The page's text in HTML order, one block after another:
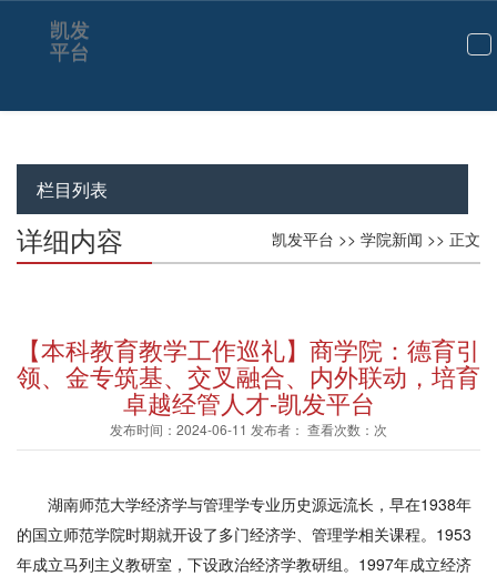
切
航
凯发
平台
栏目列表
凯发平台 >> 学院新闻 >> 正文
详细内容
【本科教育教学工作巡礼】商学院：德育引
领、金专筑基、交叉融合、内外联动，培育
卓越经管人才-凯发平台
发布时间：2024-06-11 发布者： 查看次数：次
湖南师范大学经济学与管理学专业历史源远流长，早在1938年
的国立师范学院时期就开设了多门经济学、管理学相关课程。1953
年成立马列主义教研室，下设政治经济学教研组。1997年成立经济